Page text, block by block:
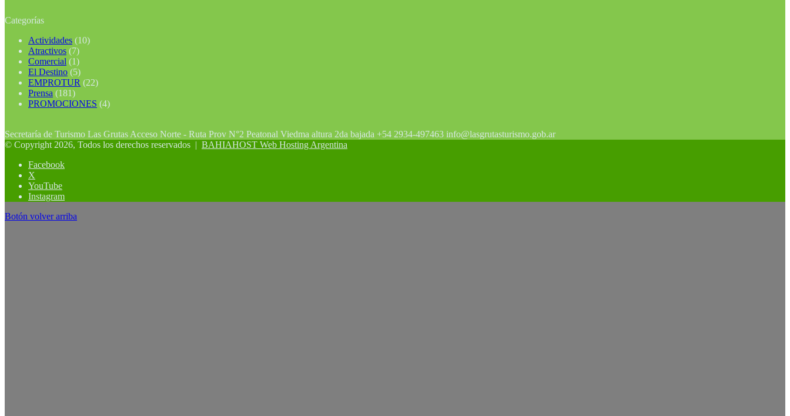
Categorías
Actividades (10)
Atractivos (7)
Comercial (1)
El Destino (5)
EMPROTUR (22)
Prensa (181)
PROMOCIONES (4)
Secretaría de Turismo Las Grutas Acceso Norte - Ruta Prov N°2 Peatonal Viedma altura 2da bajada +54 2934-497463 info@lasgrutasturismo.gob.ar
© Copyright 2026, Todos los derechos reservados | BAHIAHOST Web Hosting Argentina
Facebook
X
YouTube
Instagram
Botón volver arriba